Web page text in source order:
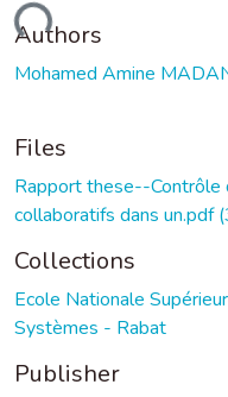
Authors
Mohamed Amine
Files
Rapport these--Contrôle
collaboratifs dans un.pdf
Collections
Ecole Nationale
Systèmes - Rabat
Publisher